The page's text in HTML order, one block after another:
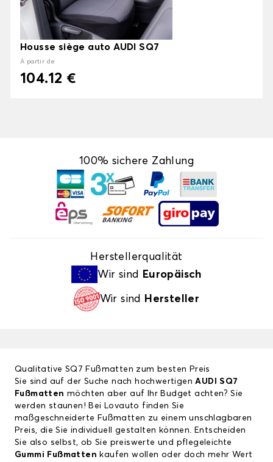
Housse siège auto AUDI SQ7
À partir de
104.12 €
100% sichere Zahlung
Herstellerqualität
Wir sind
Europäisch
Wir sind Hersteller
Qualitative SQ7 Fußmatten zum besten Preis
Sie sind auf der Suche nach hochwertigenAUDI SQ7
Fußmattenmöchten aber auf Ihr Budget achten? Sie
werden staunen! Bei Lovauto finden Sie
maßgeschneiderte Fußmatten zu einem unschlagbaren
Preis, die Sie individuell gestalten können. Entscheiden
Sie also selbst, ob Sie preiswerte und pflegeleichte
Gummi Fußmatten kaufen wollen oder doch mehr Wert